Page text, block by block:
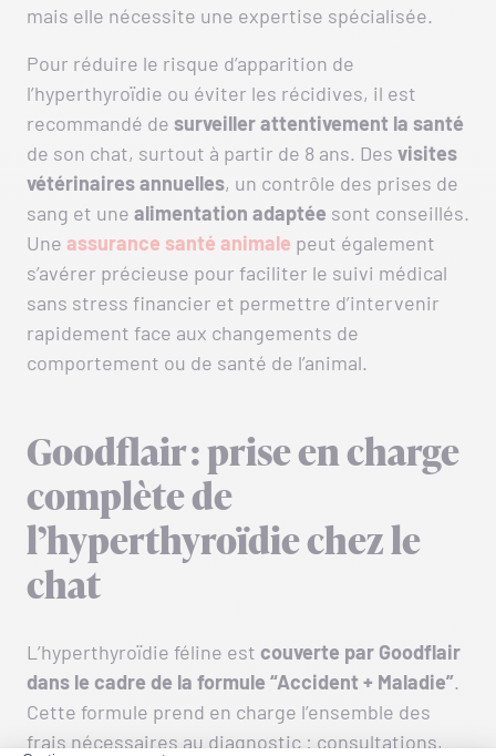
mais elle nécessite une expertise spécialisée.
Pour réduire le risque d’apparition de
l’hyperthyroïdie ou éviter les récidives, il est
recommandé de surveiller attentivement la santé
de son chat, surtout à partir de 8 ans. Des visites
vétérinaires annuelles, un contrôle des prises de
sang et une alimentation adaptée sont conseillés.
Une assurance santé animale peut également
s’avérer précieuse pour faciliter le suivi médical
sans stress financier et permettre d’intervenir
rapidement face aux changements de
comportement ou de santé de l’animal.
Goodflair : prise en charge
complète de
l’hyperthyroïdie chez le
chat
L’hyperthyroïdie féline est couverte par Goodflair
dans le cadre de la formule “Accident + Maladie”.
Cette formule prend en charge l’ensemble des
frais nécessaires au diagnostic : consultations,